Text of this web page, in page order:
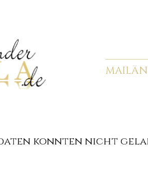
konnten nicht